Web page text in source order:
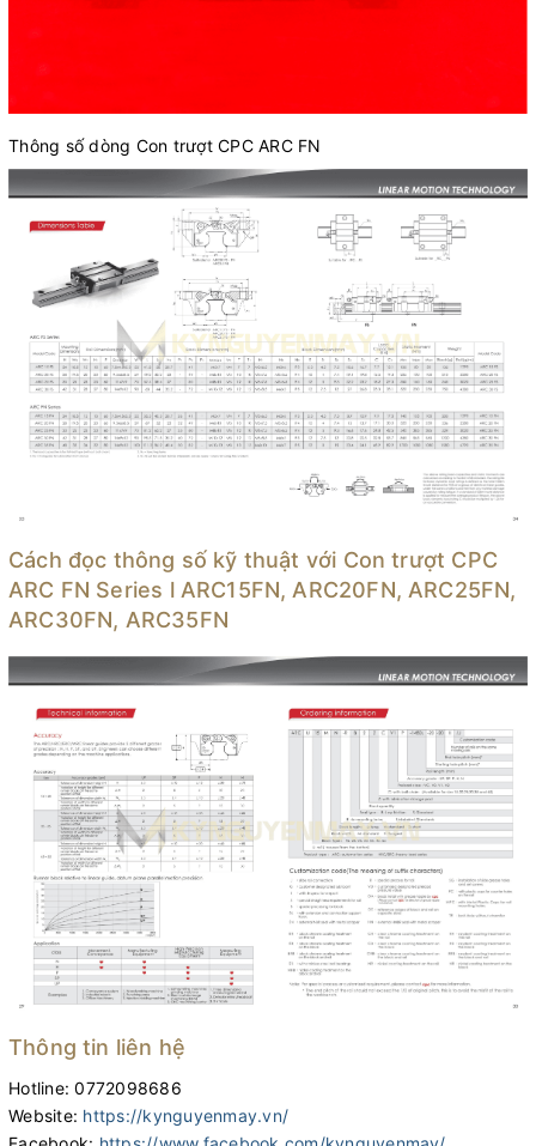
Thông số dòng Con trượt CPC ARC FN
Cách đọc thông số kỹ thuật với Con trượt CPC
ARC FN Series l ARC15FN, ARC20FN, ARC25FN,
ARC30FN, ARC35FN
Thông tin liên hệ
Hotline: 0772098686
Website: https://kynguyenmay.vn/